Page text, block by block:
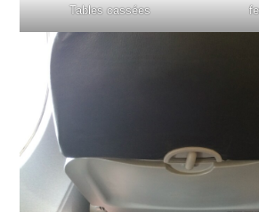
Tables cassées